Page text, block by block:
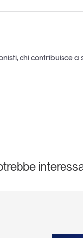
chi contribuisce a